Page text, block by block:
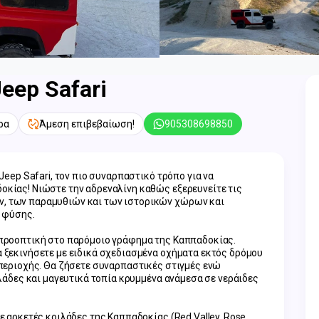
Safari
Άμεση επιβεβαίωση! 905308698850
Safari, τον πιο συναρπαστικό τρόπο για να
Νιώστε την αδρεναλίνη καθώς εξερευνείτε τις
των παραμυθιών και των ιστορικών χώρων και
φύσης.
στο παρόμοιο γράφημα της Καππαδοκίας.
με ειδικά σχεδιασμένα οχήματα εκτός δρόμου
Θα ζήσετε συναρπαστικές στιγμές ενώ
και μαγευτικά τοπία κρυμμένα ανάμεσα σε νεράιδες